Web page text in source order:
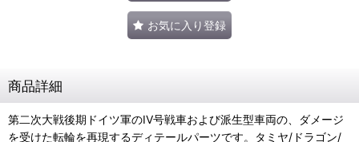
お気に入り登録
商品詳細
第二次大戦後期ドイツ軍のIV号戦車および派生型車両の、ダメージ
を受けた転輪を再現するディテールパーツです。タミヤ/ドラゴン/